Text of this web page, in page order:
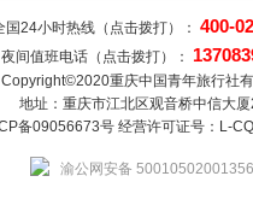
国24小时热线（点击拨打）： 400-
夜间值班电话（点击拨打）：
Copyright©2020重庆中国青年旅行社
地址：重庆市江北区观音桥中信大
备09056673号 经营许可证号：L-
渝公网安备